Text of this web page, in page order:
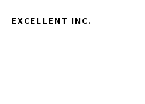
EXCELLENT INC.